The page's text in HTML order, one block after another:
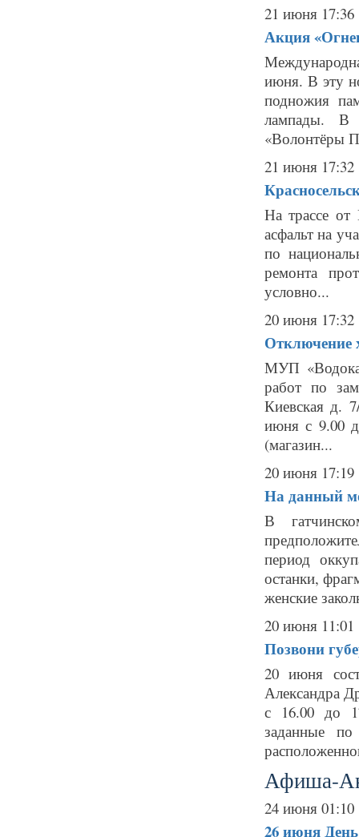
21 июня 17:36
Акция
июня. В эту
подножия
лампады. В
«Волонтёры
21 июня 17:32
На трассе от
асфальт на
по
ремонта
условно...
20 июня 17:32
Отключение
МУП
работ по
Киевская д.
июня с 9.00
(магазин...
20 июня 17:19
На данный
В
период
останки,
женские
20 июня 11:01
Позвони
20 июня
Александра
с 16.00 до
заданные по
Афиша-
24 июня 01:10
26 июня